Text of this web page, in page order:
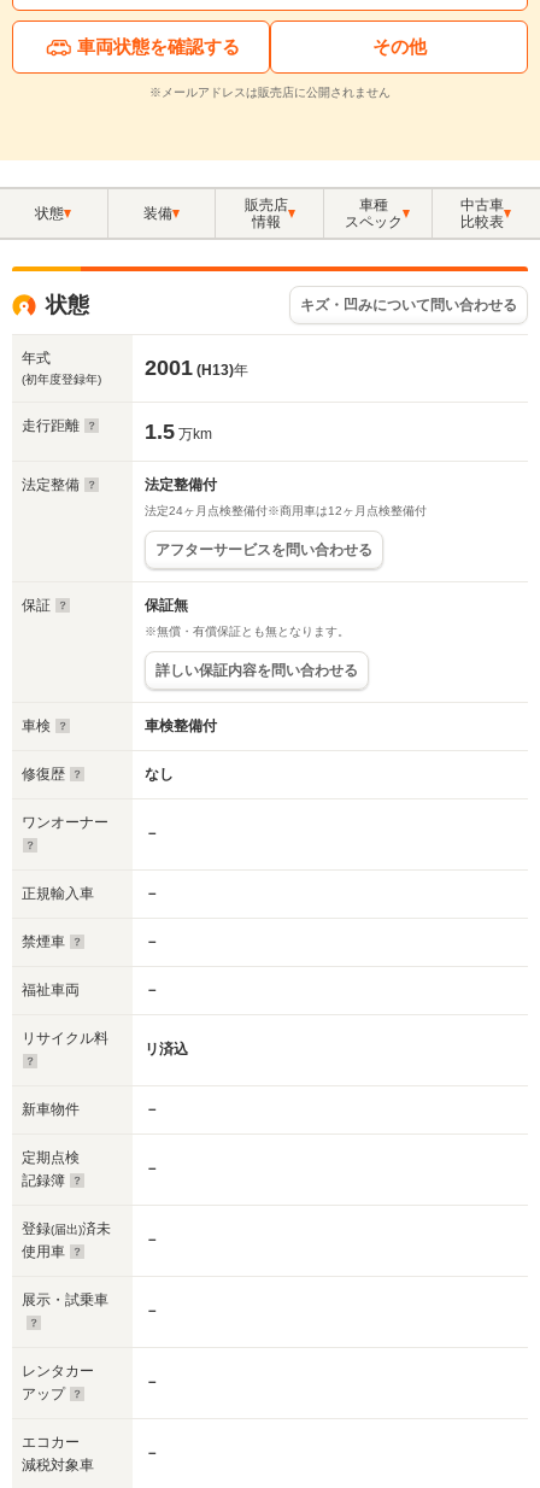
車両状態を確認する その他
※メールアドレスは販売店に公開されません
状態 装備
販売店
情報
車種
スペック
中古車
比較表
状態 キズ・凹みについて問い合わせる
年式
(初年度登録年) 2001 (H13)年
走行距離 1.5 万km
法定整備 法定整備付
法定24ヶ月点検整備付※商用車は12ヶ月点検整備付
アフターサービスを問い合わせる
保証 保証無
※無償・有償保証とも無となります。
詳しい保証内容を問い合わせる
車検 車検整備付
修復歴 なし
ワンオーナー
－
正規輸入車 －
禁煙車 －
福祉車両 －
リサイクル料
リ済込
新車物件 －
定期点検
記録簿
－
登録(届出)済未
使用車
－
展示・試乗車
－
レンタカー
アップ
－
エコカー
減税対象車
－